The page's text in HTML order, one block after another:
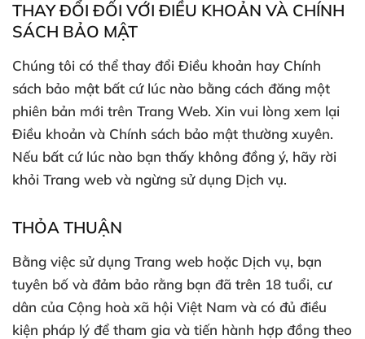
THAY ĐỔI ĐỐI VỚI ĐIỀU KHOẢN VÀ CHÍNH
SÁCH BẢO MẬT
Chúng tôi có thể thay đổi Điều khoản hay Chính
sách bảo mật bất cứ lúc nào bằng cách đăng một
phiên bản mới trên Trang Web. Xin vui lòng xem lại
Điều khoản và Chính sách bảo mật thường xuyên.
Nếu bất cứ lúc nào bạn thấy không đồng ý, hãy rời
khỏi Trang web và ngừng sử dụng Dịch vụ.
THỎA THUẬN
Bằng việc sử dụng Trang web hoặc Dịch vụ, bạn
tuyên bố và đảm bảo rằng bạn đã trên 18 tuổi, cư
dân của Cộng hoà xã hội Việt Nam và có đủ điều
kiện pháp lý để tham gia và tiến hành hợp đồng theo